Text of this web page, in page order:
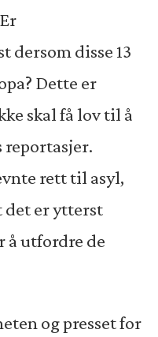
dersom disse 13
Dette er
skal få lov til å
reportasjer.
rett til asyl,
det er ytterst
utfordre de
og presset for